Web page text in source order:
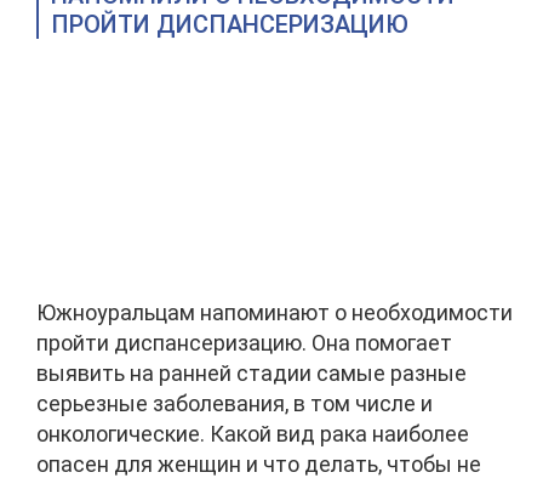
ПРОЙТИ ДИСПАНСЕРИЗАЦИЮ
Южноуральцам напоминают о необходимости
пройти диспансеризацию. Она помогает
выявить на ранней стадии самые разные
серьезные заболевания, в том числе и
онкологические. Какой вид рака наиболее
опасен для женщин и что делать, чтобы не